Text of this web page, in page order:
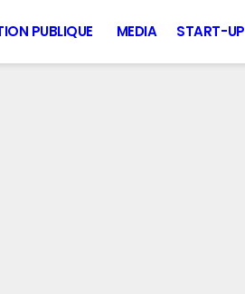
PUBLIQUE MEDIA START-UP